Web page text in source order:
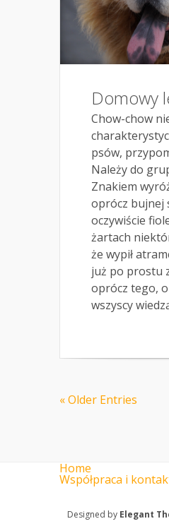
Domowy
Chow-chow
psów,
Należy do
Znakiem
oprócz bujnej
oczywiście
żartach
że wypił
już po prostu
oprócz tego,
wszyscy
« Older Entries
Home
Współpraca i
Designed by Elegant